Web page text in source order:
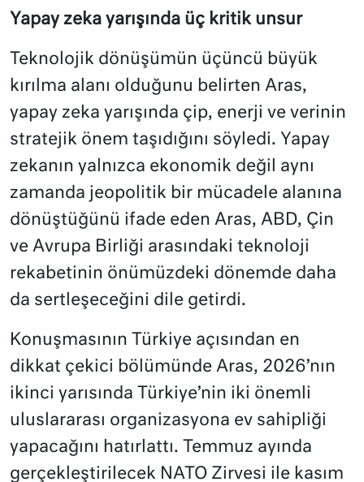
Yapay zeka yarışında üç kritik unsur
Teknolojik dönüşümün üçüncü büyük
kırılma alanı olduğunu belirten Aras,
yapay zeka yarışında çip, enerji ve verinin
stratejik önem taşıdığını söyledi. Yapay
zekanın yalnızca ekonomik değil aynı
zamanda jeopolitik bir mücadele alanına
dönüştüğünü ifade eden Aras, ABD, Çin
ve Avrupa Birliği arasındaki teknoloji
rekabetinin önümüzdeki dönemde daha
da sertleşeceğini dile getirdi.
Konuşmasının Türkiye açısından en
dikkat çekici bölümünde Aras, 2026’nın
ikinci yarısında Türkiye’nin iki önemli
uluslararası organizasyona ev sahipliği
yapacağını hatırlattı. Temmuz ayında
gerçekleştirilecek NATO Zirvesi ile kasım